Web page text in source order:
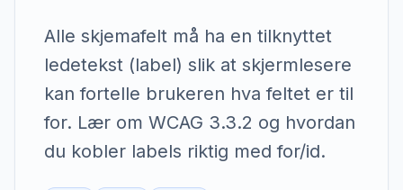
Alle skjemafelt må ha en tilknyttet
ledetekst (label) slik at skjermlesere
kan fortelle brukeren hva feltet er til
for. Lær om WCAG 3.3.2 og hvordan
du kobler labels riktig med for/id.